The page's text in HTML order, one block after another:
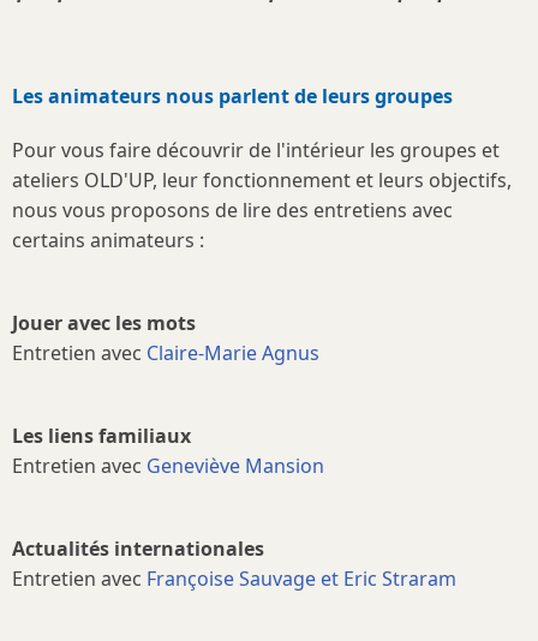
Les animateurs nous parlent de leurs groupes
Pour vous faire découvrir de l'intérieur les groupes et
ateliers OLD'UP, leur fonctionnement et leurs objectifs,
nous vous proposons de lire des entretiens avec
certains animateurs :
Jouer avec les mots
Entretien avec Claire-Marie Agnus
Les liens familiaux
Entretien avec Geneviève Mansion
Actualités internationales
Entretien avec Françoise Sauvage et Eric Straram